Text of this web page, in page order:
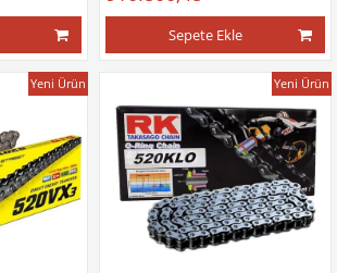
Sepete Ekle
Yeni Ürün Yeni Ürün